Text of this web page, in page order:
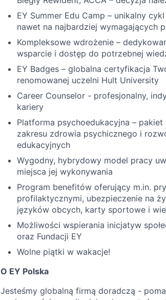
EY Summer Edu Camp – unikalny
nawet na najbardziej wymagających
Kompleksowe wdrożenie –
wsparcie i dostęp do potrzebnej
EY Badges – globalna certyfikacja
renomowanej uczelni Hult University
Career Counselor - profesjonalny,
kariery
Platforma psychoedukacyjna –
zakresu zdrowia psychicznego i
edukacyjnych
Wygodny, hybrydowy model pracy
miejsca jej wykonywania
Program benefitów oferujący m.in.
profilaktycznymi, ubezpieczenie na
języków obcych, karty sportowe i
Możliwości wspierania inicjatyw
oraz Fundacji EY
Wolne piątki w wakacje!
O EY Polska
Jesteśmy globalną firmą doradczą -